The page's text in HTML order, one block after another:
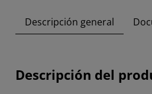
Descripción general
Descripción del